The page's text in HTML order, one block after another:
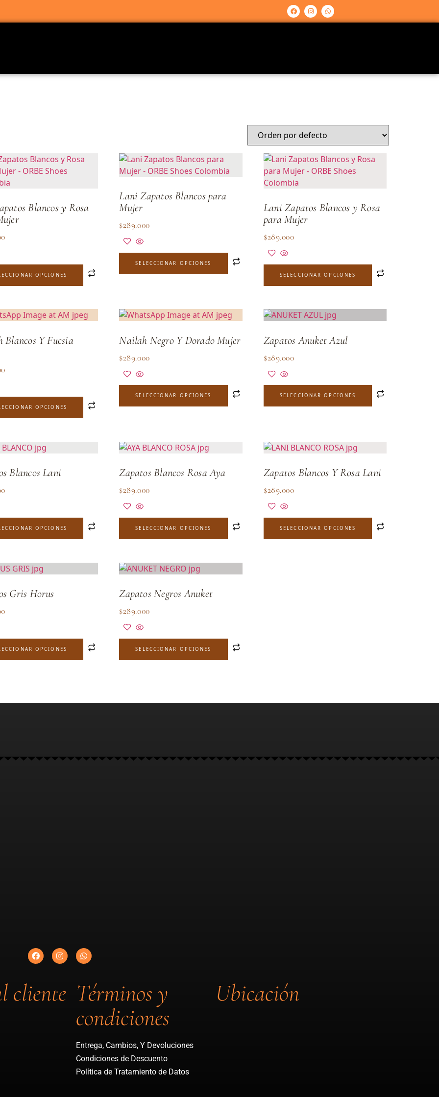
Blancos y Rosa
OPCIONES
Lani Zapatos Blancos para
Mujer
$289.000
SELECCIONAR OPCIONES
Lani Zapatos Blancos y Rosa
para Mujer
$289.000
SELECCIONAR OPCIONES
Blancos Y Fucsia
OPCIONES
Nailah Negro Y Dorado Mujer
$289.000
SELECCIONAR OPCIONES
Zapatos Anuket Azul
$289.000
SELECCIONAR OPCIONES
Blancos Lani
OPCIONES
Zapatos Blancos Rosa Aya
$289.000
SELECCIONAR OPCIONES
Zapatos Blancos Y Rosa Lani
$289.000
SELECCIONAR OPCIONES
Gris Horus
OPCIONES
Zapatos Negros Anuket
$289.000
SELECCIONAR OPCIONES
cliente Términos y
condiciones
Entrega, Cambios, Y Devoluciones
Condiciones de Descuento
Política de Tratamiento de Datos
Ubicación